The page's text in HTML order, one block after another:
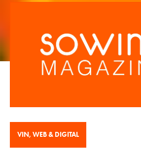
VIN, WEB & DIGITAL